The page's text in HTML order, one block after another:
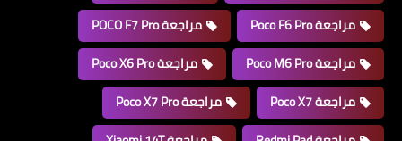
مراجعة Poco F6 Pro
مراجعة POCO F7 Pro
مراجعة Poco M6 Pro
مراجعة Poco X6 Pro
مراجعة Poco X7
مراجعة Poco X7 Pro